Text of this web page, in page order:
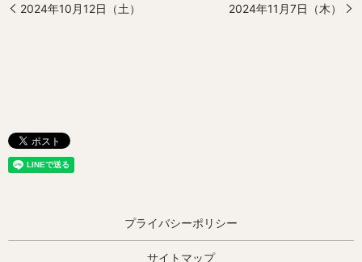
2024年10月12日（土） 2024年11月7日（木）
プライバシーポリシー
サイトマップ